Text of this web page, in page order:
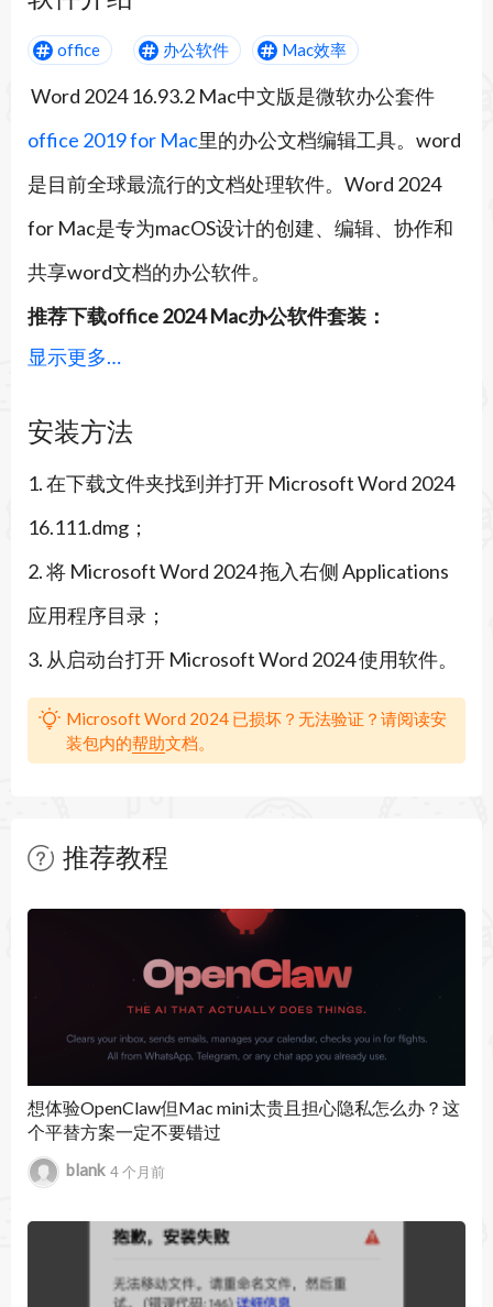
office 办公软件 Mac效率
Word 2024 16.93.2 Mac中文版是微软办公套件
office 2019 for Mac里的办公文档编辑工具。word
是目前全球最流行的文档处理软件。Word 2024
for Mac是专为macOS设计的创建、编辑、协作和
共享word文档的办公软件。
推荐下载office 2024 Mac办公软件套装：
https://www.macapp.org/office-2019-for-mac/
计和工作比以往任何时候都更容易。在文档中共享
文件、实时协作或编辑附加到电子邮件的Office文
档。当Word、Excel和PowerPoint推出智能访问功
能时，您可以立即使用这些功能，因此您始终可以
使用最新的功能。Word是博客、作家、记者、专
栏作家、学生、文件项目经理等所希望的便利。
Word 2024 for Mac的特性：
发挥创造力。
板优化文档内容并提高完成效率。
括笔记本电脑、ipad和iphone)上生成新颖、精致
Microsoft使用编辑器获取有关拼写、语法和风格
的反馈，包括清晰度、简洁、格式和词汇用法。
自动将文档直接存储到Microsoft OneDrive或其他
云提供商中，以便在网络条件下所有设备随时访问
执行更多协作
显示更多…
安装方法
1. 在下载文件夹找到并打开 Microsoft Word 2024
16.111.dmg；
2. 将 Microsoft Word 2024 拖入右侧 Applications
应用程序目录；
3. 从启动台打开 Microsoft Word 2024 使用软件。
Microsoft Word 2024 已损坏？无法验证？请阅读安
装包内的帮助文档。
推荐教程
暂无文章
想体验OpenClaw但Mac mini太贵且担心隐私怎么办？这
个平替方案一定不要错过
blank 4 个月前